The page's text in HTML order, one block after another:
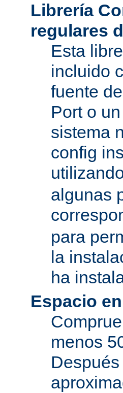
Librería
regulares
Esta
incluido
fuente de
Port o
sistema
config
algunas
para
la
ha
Espacio
menos